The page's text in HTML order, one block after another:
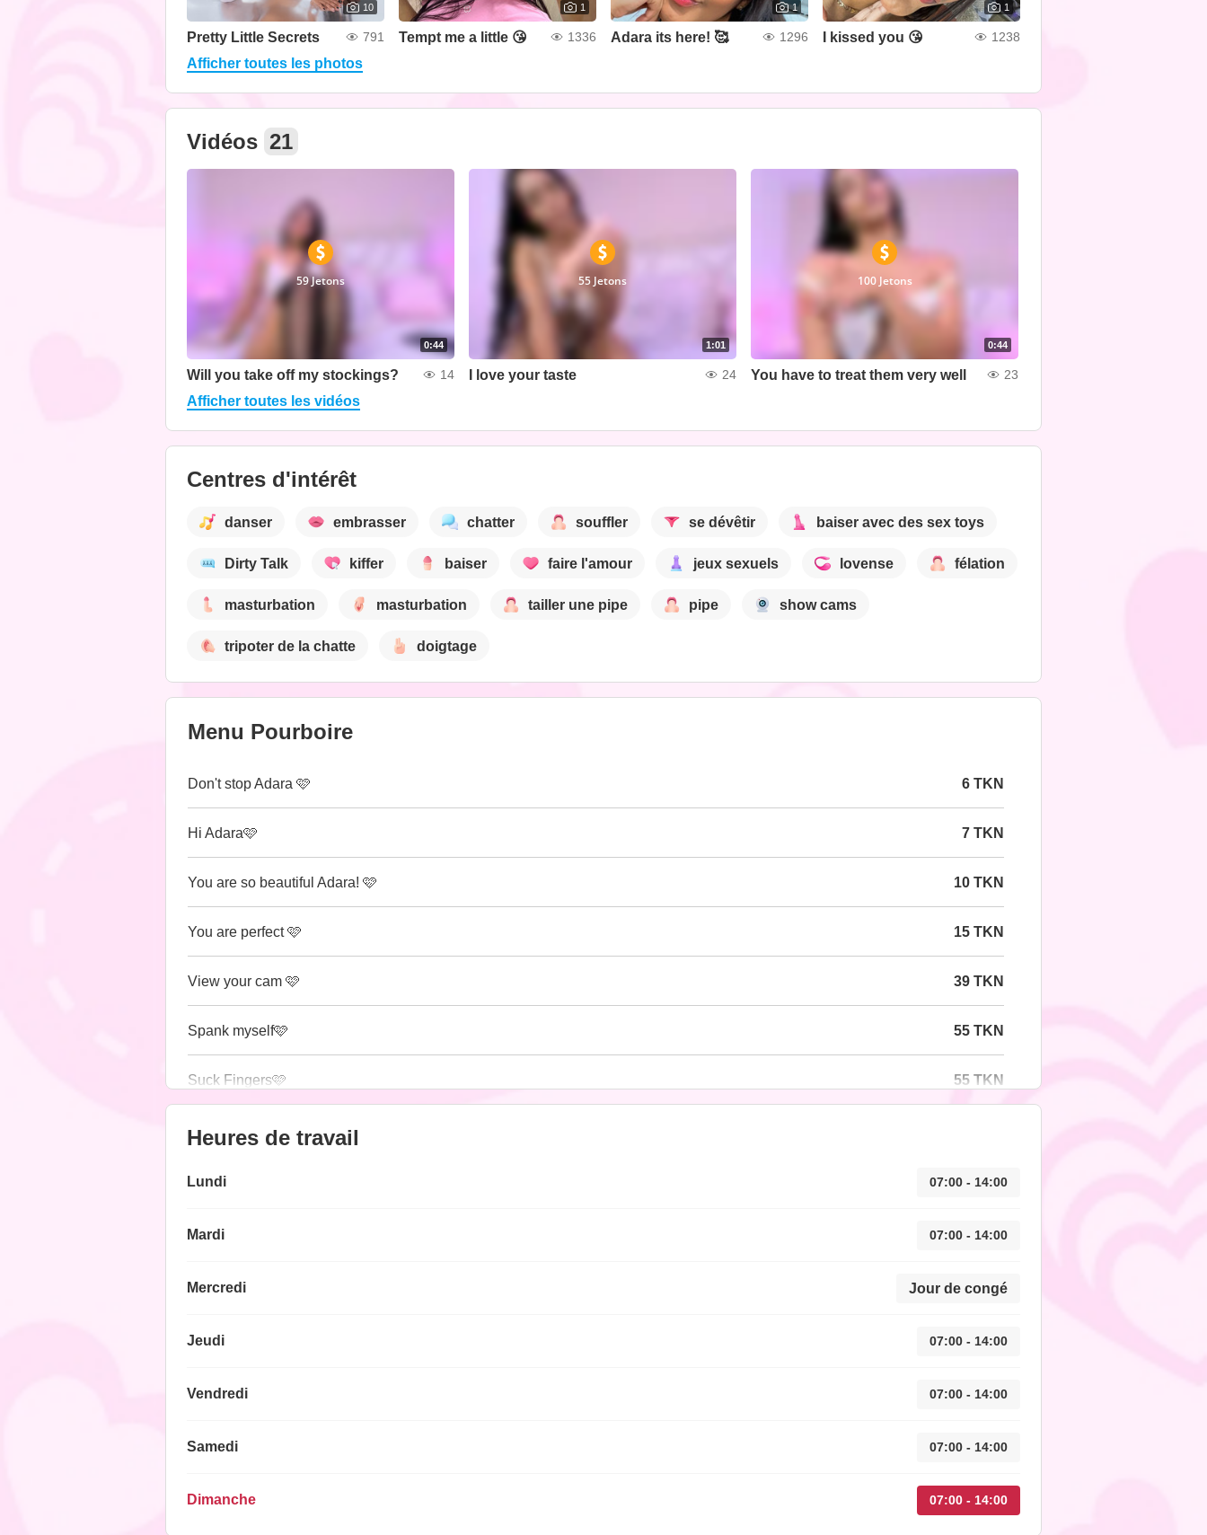
10
Pretty Little Secrets 791
1
Tempt me a little 😘 1336
1
Adara its here! 🥰 1296
1
I kissed you 😘 1238
Afficher toutes les photos
Vidéos 21
0:44
59 Jetons
Will you take off my stockings? 14
1:01
55 Jetons
I love your taste 24
0:44
100 Jetons
You have to treat them very well 23
Afficher toutes les vidéos
Centres d'intérêt
danser embrasser chatter souffler se dévêtir baiser avec des sex toys
Dirty Talk kiffer baiser faire l'amour jeux sexuels lovense félation
masturbation masturbation tailler une pipe pipe show cams
tripoter de la chatte doigtage
Menu Pourboire
Don't stop Adara 🩷 6 TKN
Hi Adara🩷 7 TKN
You are so beautiful Adara! 🩷 10 TKN
You are perfect 🩷 15 TKN
View your cam 🩷 39 TKN
Spank myself🩷 55 TKN
Suck Fingers🩷 55 TKN
Heures de travail
Lundi 07:00 - 14:00
Mardi 07:00 - 14:00
Mercredi Jour de congé
Jeudi 07:00 - 14:00
Vendredi 07:00 - 14:00
Samedi 07:00 - 14:00
Dimanche 07:00 - 14:00